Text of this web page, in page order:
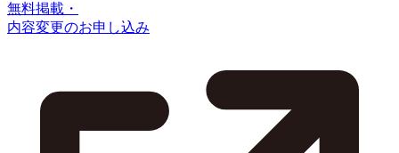
無料掲載・
内容変更のお申し込み